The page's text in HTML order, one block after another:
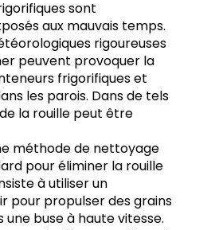
sont
aux mauvais temps.
rigoureuses
peuvent provoquer la
frigorifiques et
les parois. Dans de tels
la rouille peut être
méthode de nettoyage
pour éliminer la rouille
à utiliser un
pour propulser des grains
buse à haute vitesse.